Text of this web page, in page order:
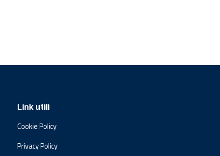
Link utili
Cookie Policy
Privacy Policy